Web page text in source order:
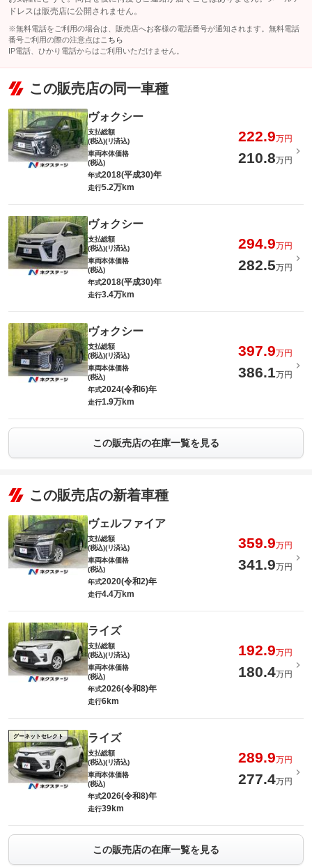
ドレスは販売店に公開されません。
※無料電話をご利用の場合は、販売店へお客様の電話番号が通知されます。無料電話
番号ご利用の際の注意点は こちら
IP電話、ひかり電話からはご利用いただけません。
この販売店の同一車種
ヴォクシー
支払総額
(税込)(リ済込)
222.9万円
車両本体価格
(税込)
210.8万円
年式2018(平成30)年
走行5.2万km
ヴォクシー
支払総額
(税込)(リ済込)
294.9万円
車両本体価格
(税込)
282.5万円
年式2018(平成30)年
走行3.4万km
ヴォクシー
支払総額
(税込)(リ済込)
397.9万円
車両本体価格
(税込)
386.1万円
年式2024(令和6)年
走行1.9万km
この販売店の在庫一覧を見る
この販売店の新着車種
ヴェルファイア
支払総額
(税込)(リ済込)
359.9万円
車両本体価格
(税込)
341.9万円
年式2020(令和2)年
走行4.4万km
ライズ
支払総額
(税込)(リ済込)
192.9万円
車両本体価格
(税込)
180.4万円
年式2026(令和8)年
走行6km
グーネットセレクト ライズ
支払総額
(税込)(リ済込)
289.9万円
車両本体価格
(税込)
277.4万円
年式2026(令和8)年
走行39km
この販売店の在庫一覧を見る